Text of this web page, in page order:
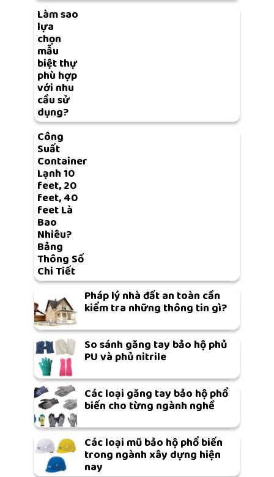
Làm sao
lựa
chọn
mẫu
biệt thự
phù hợp
với nhu
cầu sử
dụng?
Công
Suất
Container
Lạnh 10
feet, 20
feet, 40
feet Là
Bao
Nhiêu?
Bảng
Thông Số
Chi Tiết
Pháp lý nhà đất an toàn cần
kiểm tra những thông tin gì?
So sánh găng tay bảo hộ phủ
PU và phủ nitrile
Các loại găng tay bảo hộ phổ
biến cho từng ngành nghề
Các loại mũ bảo hộ phổ biến
trong ngành xây dựng hiện
nay